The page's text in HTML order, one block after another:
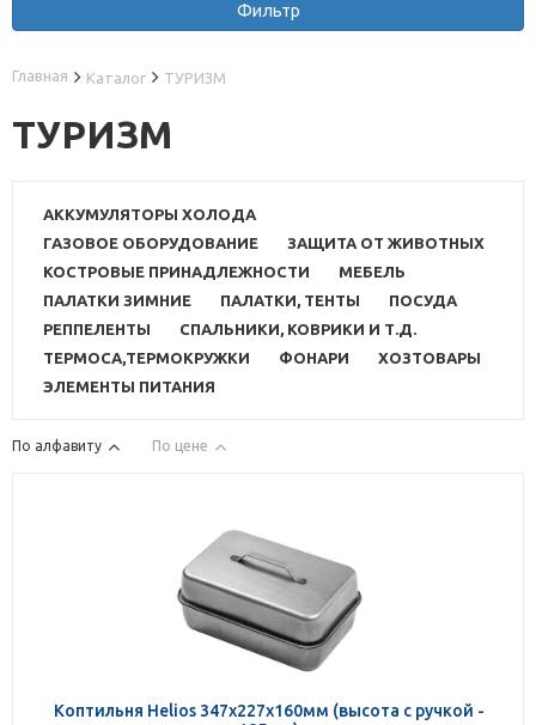
Фильтр
Главная Каталог ТУРИЗМ
ТУРИЗМ
АККУМУЛЯТОРЫ ХОЛОДА
ГАЗОВОЕ ОБОРУДОВАНИЕ
ЗАЩИТА ОТ ЖИВОТНЫХ
КОСТРОВЫЕ ПРИНАДЛЕЖНОСТИ
МЕБЕЛЬ
ПАЛАТКИ ЗИМНИЕ
ПАЛАТКИ, ТЕНТЫ
ПОСУДА
РЕППЕЛЕНТЫ
СПАЛЬНИКИ, КОВРИКИ И Т.Д.
ТЕРМОСА,ТЕРМОКРУЖКИ
ФОНАРИ
ХОЗТОВАРЫ
ЭЛЕМЕНТЫ ПИТАНИЯ
По алфавиту По цене
Коптильня Helios 347х227х160мм (высота с ручкой -